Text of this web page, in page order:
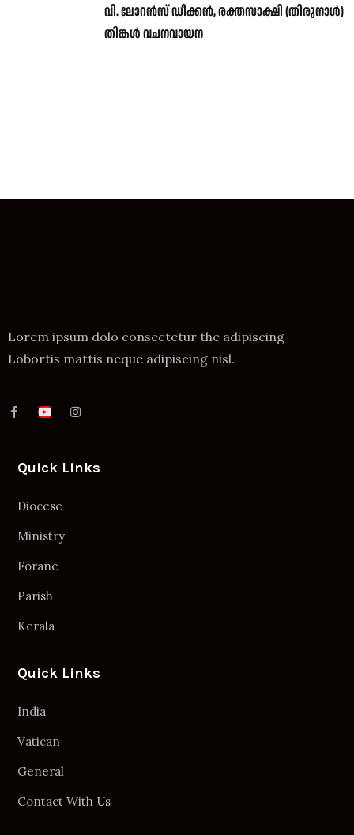
വി. ലോറൻസ് ഡീക്കൻ, രക്തസാക്ഷി (തിരുനാൾ)
തിങ്കൾ വചനവായന
Lorem ipsum dolo consectetur the adipiscing
Lobortis mattis neque adipiscing nisl.
Quick Links
Diocese
Ministry
Forane
Parish
Kerala
Quick Links
India
Vatican
General
Contact With Us